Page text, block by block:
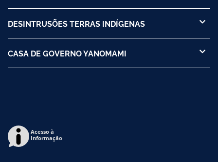
DESINTRUSÕES TERRAS INDÍGENAS
CASA DE GOVERNO YANOMAMI
Acesso à
Informação